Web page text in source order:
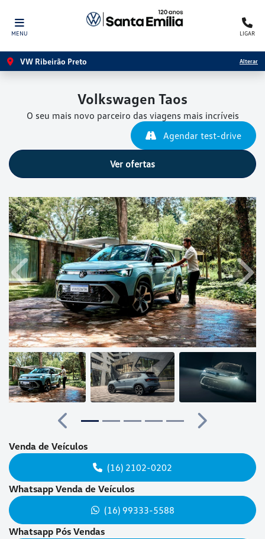
MENU LIGAR
VW Ribeirão Preto Alterar
Volkswagen Taos
O seu mais novo parceiro das viagens mais incríveis
Agendar test-drive
Ver ofertas
Anterior
Anterior
Próximo
Venda de Veículos
(16) 2102-0202
Whatsapp Venda de Veículos
(16) 99333-5588
Whatsapp Pós Vendas